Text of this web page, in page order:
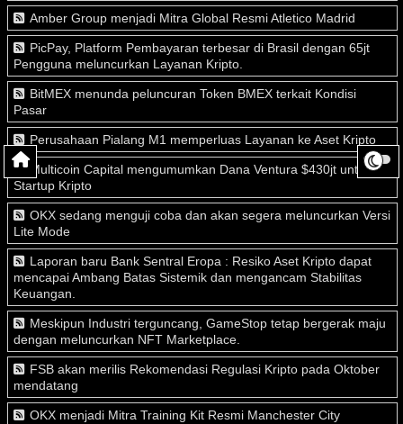
Amber Group menjadi Mitra Global Resmi Atletico Madrid
PicPay, Platform Pembayaran terbesar di Brasil dengan 65jt
Pengguna meluncurkan Layanan Kripto.
BitMEX menunda peluncuran Token BMEX terkait Kondisi
Pasar
Perusahaan Pialang M1 memperluas Layanan ke Aset Kripto
Multicoin Capital mengumumkan Dana Ventura $430jt untuk
Startup Kripto
OKX sedang menguji coba dan akan segera meluncurkan Versi
Lite Mode
Laporan baru Bank Sentral Eropa : Resiko Aset Kripto dapat
mencapai Ambang Batas Sistemik dan mengancam Stabilitas
Keuangan.
Meskipun Industri terguncang, GameStop tetap bergerak maju
dengan meluncurkan NFT Marketplace.
FSB akan merilis Rekomendasi Regulasi Kripto pada Oktober
mendatang
OKX menjadi Mitra Training Kit Resmi Manchester City